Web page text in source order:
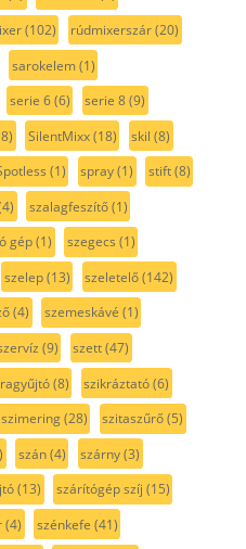
(102) rúdmixerszár(20)
sarokelem(1)
serie 6(6) serie 8(9)
SilentMixx(18) skil (8)
(1) spray(1) stift(8)
szalagfeszítő(1)
gép(1) szegecs (1)
szelep(13) szeletelő(142)
(4) szemeskávé (1)
(9) szett(47)
(8) szikráztató(6)
szimering(28) szitaszűrő(5)
szán(4) szárny(3)
(13) szárítógép szíj (15)
(4) szénkefe (41)